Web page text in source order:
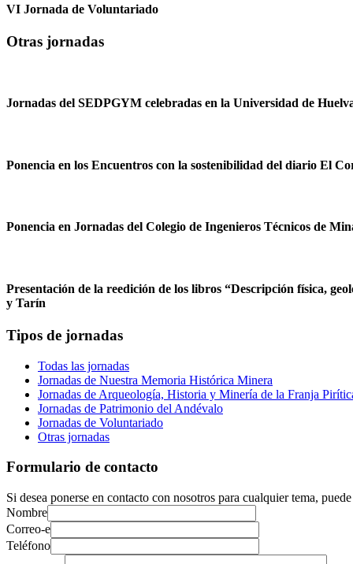
VI Jornada de Voluntariado
Otras jornadas
Jornadas del SEDPGYM celebradas en la Universidad de
Ponencia en los Encuentros con la sostenibilidad del diario El
Ponencia en Jornadas del Colegio de Ingenieros Técnicos de
Presentación de la reedición de los libros “Descripción física,
y Tarín
Tipos de jornadas
Todas las jornadas
Jornadas de Nuestra Memoria Histórica Minera
Jornadas de Arqueología, Historia y Minería de la Franja
Jornadas de Patrimonio del Andévalo
Jornadas de Voluntariado
Otras jornadas
Formulario de contacto
Si desea ponerse en contacto con nosotros para cualquier tema,
Nombre
Correo-e
Teléfono